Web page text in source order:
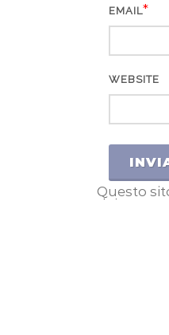
EMAIL*
WEBSITE
Questo
dai